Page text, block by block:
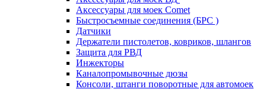
Аксессуары для моек Comet
Быстросъемные соединения (БРС )
Датчики
Держатели пистолетов, ковриков, шлангов
Защита для РВД
Инжекторы
Каналопромывочные дюзы
Консоли, штанги поворотные для автомоек